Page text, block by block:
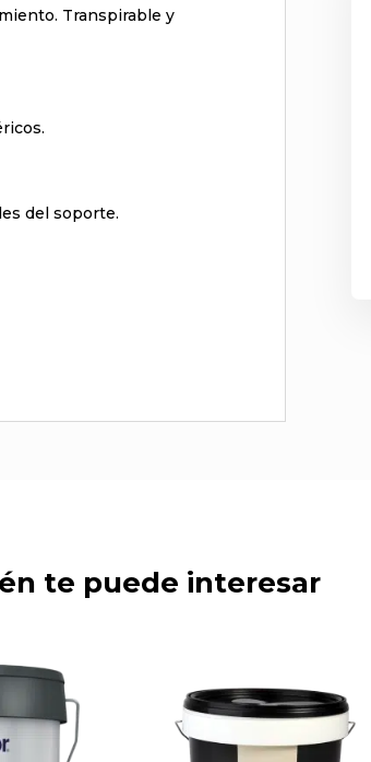
Transpirable y
del soporte.
te puede interesar